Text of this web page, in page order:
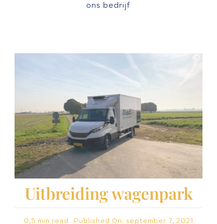
ons bedrijf
Uitbreiding wagenpark
0,5 min read Published On: september 7, 2021